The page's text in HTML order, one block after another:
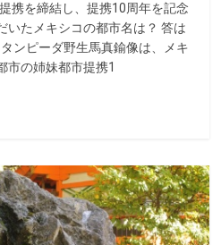
携を締結し、提携10周年を記念
いたメキシコの都市名は？ 答は
ンピーダ野生馬真鍮像は、メキ
市の姉妹都市提携1